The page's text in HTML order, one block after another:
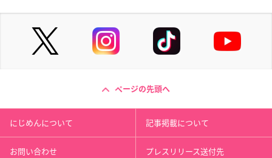
ページの先頭へ
にじめんについて 記事掲載について
お問い合わせ プレスリリース送付先